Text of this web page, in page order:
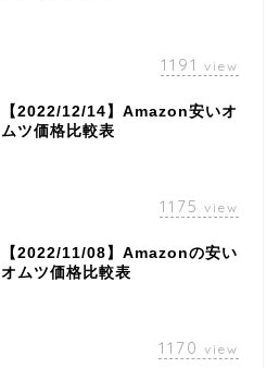
1191 view
【2022/12/14】Amazon安いオ
ムツ価格比較表
1175 view
【2022/11/08】Amazonの安い
オムツ価格比較表
1170 view